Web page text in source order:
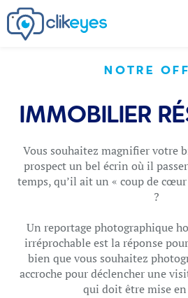
NOTRE
IMMOBILIER
Vous souhaitez magnifier votre
prospect un bel écrin où il
temps, qu’il ait un « coup de
?
Un reportage photographique
irréprochable est la réponse
bien que vous souhaitez
accroche pour déclencher une
qui doit être mise